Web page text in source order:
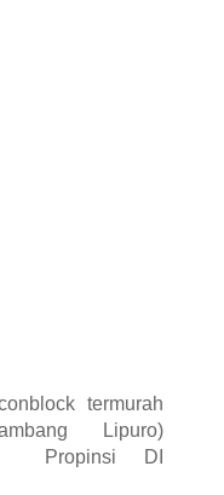
termurah
Lipuro)
Propinsi DI